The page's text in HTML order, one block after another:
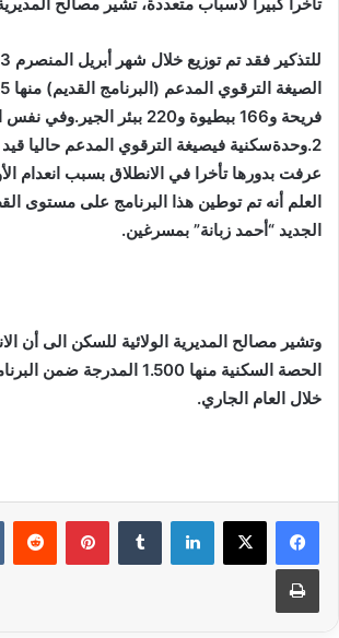
فريحة و166 ببطيوة و220 ببئر
2.وحدةسكنية فيصيغة الترقوي المدعم حاليا
عرفت بدورها تأخرا في الانطلاق بسبب انعدام
العلم أنه تم توطين هذا البرنامج على مستوى
الجديد “أحمد زبانة” بمسرغين.
وتشير مصالح المديرية الولائية للسكن الى أن
الحصة السكنية منها 1.500
خلال العام الجاري.
لينكدإن بينتيريست
طباعة